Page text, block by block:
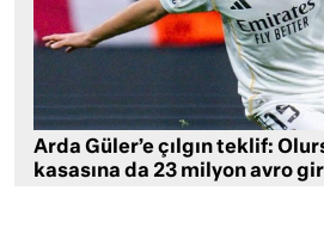
Arda Güler’e çılgın teklif:
kasasına da 23 milyon avro